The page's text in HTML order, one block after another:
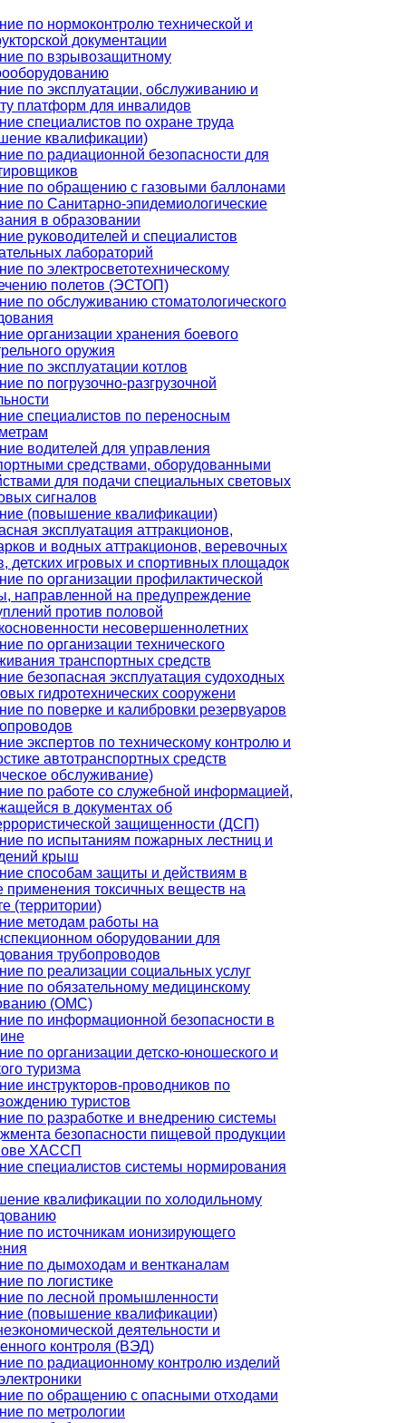
по нормоконтролю технической и
документации
по взрывозащитному
по эксплуатации, обслуживанию и
платформ для инвалидов
специалистов по охране труда
квалификации)
по радиационной безопасности для
по обращению с газовыми баллонами
по Санитарно-эпидемиологические
в образовании
руководителей и специалистов
лабораторий
по электросветотехническому
полетов (ЭСТОП)
по обслуживанию стоматологического
организации хранения боевого
оружия
по эксплуатации котлов
по погрузочно-разгрузочной
специалистов по переносным
водителей для управления
средствами, оборудованными
для подачи специальных световых
сигналов
(повышение квалификации)
эксплуатация аттракционов,
и водных аттракционов, веревочных
детских игровых и спортивных площадок
по организации профилактической
направленной на предупреждение
против половой
несовершеннолетних
по организации технического
транспортных средств
безопасная эксплуатация судоходных
гидротехнических сооружени
по поверке и калибровки резервуаров
экспертов по техническому контролю и
автотранспортных средств
обслуживание)
по работе со служебной информацией,
в документах об
защищенности (ДСП)
по испытаниям пожарных лестниц и
крыш
способам защиты и действиям в
применения токсичных веществ на
(территории)
методам работы на
оборудовании для
трубопроводов
по реализации социальных услуг
по обязательному медицинскому
(ОМС)
по информационной безопасности в
по организации детско-юношеского и
туризма
инструкторов-проводников по
туристов
по разработке и внедрению системы
безопасности пищевой продукции
ХАССП
специалистов системы нормирования
квалификации по холодильному
по источникам ионизирующего
по дымоходам и вентканалам
по логистике
по лесной промышленности
(повышение квалификации)
деятельности и
контроля (ВЭД)
по радиационному контролю изделий
по обращению с опасными отходами
по метрологии